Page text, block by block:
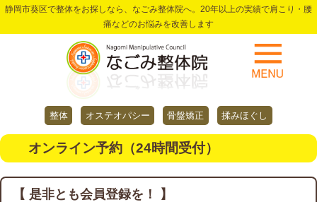
静岡市葵区で整体をお探しなら、なごみ整体院へ。20年以上の実績で肩こり・腰
痛などのお悩みを改善します
整体 オステオパシー 骨盤矯正 揉みほぐし
オンライン予約（24時間受付）
【 是非とも会員登録を！ 】